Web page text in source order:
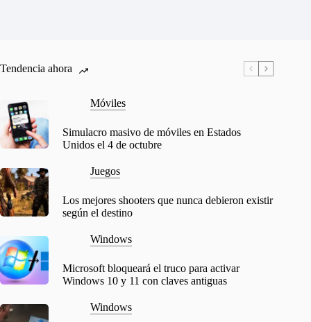
Tendencia ahora
Móviles
Simulacro masivo de móviles en Estados
Unidos el 4 de octubre
Juegos
Los mejores shooters que nunca debieron existir
según el destino
Windows
Microsoft bloqueará el truco para activar
Windows 10 y 11 con claves antiguas
Windows